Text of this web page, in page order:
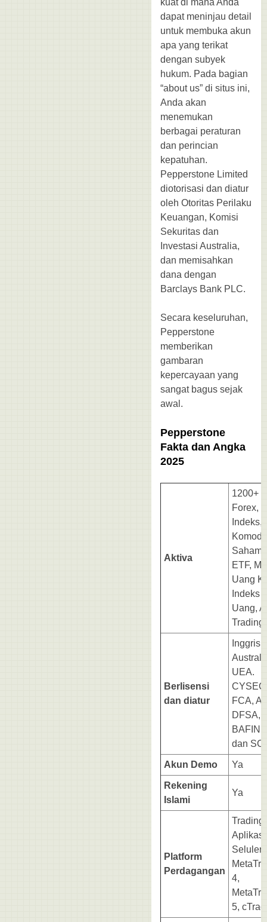
kuat di mana Anda
dapat meninjau detail
untuk membuka akun
apa yang terikat
dengan subyek
hukum. Pada bagian
“about us” di situs ini,
Anda akan
menemukan
berbagai peraturan
dan perincian
kepatuhan.
Pepperstone Limited
diotorisasi dan diatur
oleh Otoritas Perilaku
Keuangan, Komisi
Sekuritas dan
Investasi Australia,
dan memisahkan
dana dengan
Barclays Bank PLC.
Secara keseluruhan,
Pepperstone
memberikan
gambaran
kepercayaan yang
sangat bagus sejak
awal.
Pepperstone
Fakta dan Angka
2025
Aktiva
1200+
Forex,
Indeks,
Saham
ETF,
Uang
Indeks
Uang,
Trading.
Berlisensi
dan diatur
Inggris,
UEA.
FCA,
DFSA,
BAFIN,
dan
Akun Demo Ya
Rekening
Islami
Ya
Platform
Perdagangan
Aplikasi
Seluler,
4,
5,